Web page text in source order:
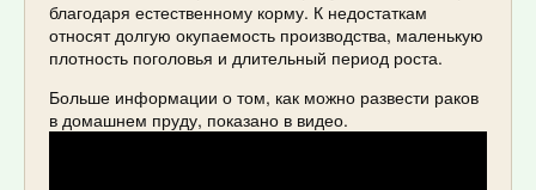
благодаря естественному корму. К недостаткам
относят долгую окупаемость производства, маленькую
плотность поголовья и длительный период роста.
Больше информации о том, как можно развести раков
в домашнем пруду, показано в видео.